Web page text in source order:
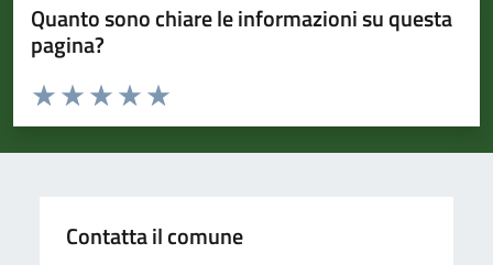
Quanto sono chiare le informazioni su questa
pagina?
Valuta da 1 a 5 stelle la pagina
Valuta 5 stelle su 5
Valuta 4 stelle su 5
Valuta 3 stelle su 5
Valuta 2 stelle su 5
Valuta 1 stelle su 5
Contatta il comune